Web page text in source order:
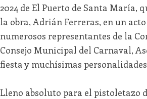
2024 de El Puerto de Santa María,
la obra, Adrián Ferreras, en un
numerosos representantes de la
Consejo Municipal del Carnaval,
fiesta y muchísimas
Lleno absoluto para el pistoletazo